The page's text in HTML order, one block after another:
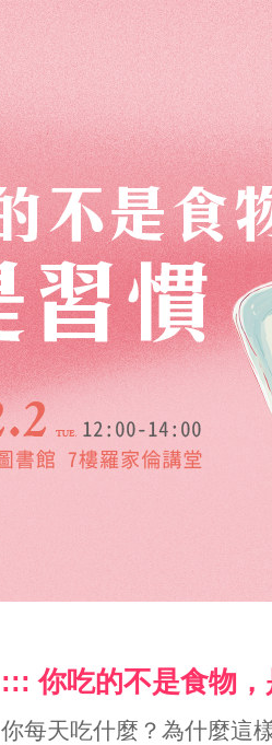
:::你吃的不是食物
你每天吃什麼？為什麼